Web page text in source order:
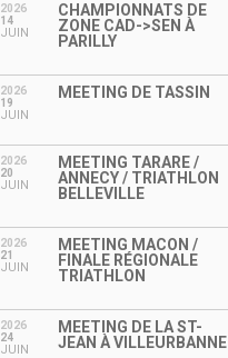
2026
14
JUIN
CHAMPIONNATS DE
ZONE CAD->SEN À
PARILLY
2026
19
JUIN
MEETING DE TASSIN
2026
20
JUIN
MEETING TARARE /
ANNECY / TRIATHLON
BELLEVILLE
2026
21
JUIN
MEETING MACON /
FINALE RÉGIONALE
TRIATHLON
2026
24
JUIN
MEETING DE LA ST-
JEAN À VILLEURBANNE